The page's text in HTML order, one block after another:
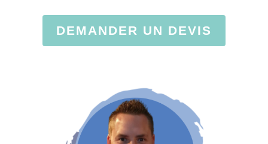
DEMANDER UN DEVIS